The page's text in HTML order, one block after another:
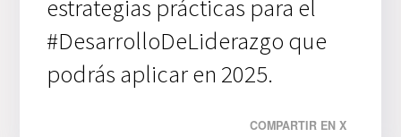
estrategias prácticas para el
#DesarrolloDeLiderazgo que
podrás aplicar en 2025.
COMPARTIR EN X